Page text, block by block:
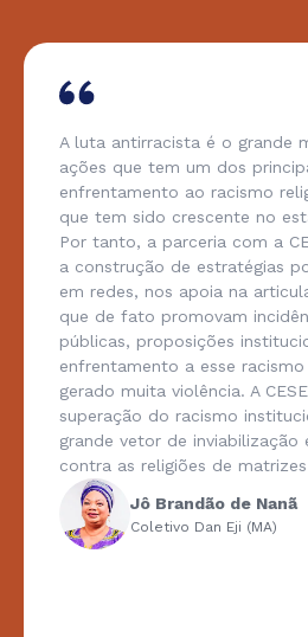
A luta antirracista é o grande
ações que tem um dos
enfrentamento ao racismo
que tem sido crescente no
Por tanto, a parceria com a
a construção de estratégias
em redes, nos apoia na
que de fato promovam
públicas, proposições
enfrentamento a esse
gerado muita violência. A
superação do racismo
grande vetor de inviabilização
contra as religiões de
Jô Brandão de Nanã
Coletivo Dan Eji (MA)